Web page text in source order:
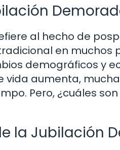
al hecho de
en
demográficos y
vida aumenta,
Pero, ¿cuáles
la Jubilación